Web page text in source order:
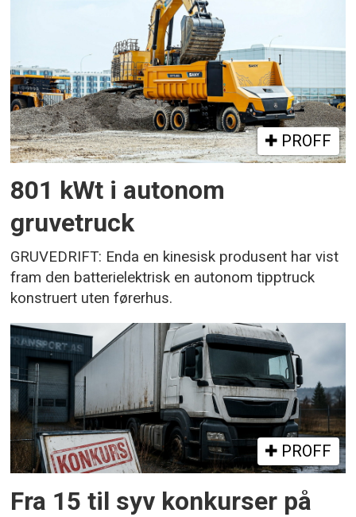
PROFF
801 kWt i autonom
gruvetruck
GRUVEDRIFT: Enda en kinesisk produsent har vist
fram den batterielektrisk en autonom tipptruck
konstruert uten førerhus.
PROFF
Fra 15 til syv konkurser på